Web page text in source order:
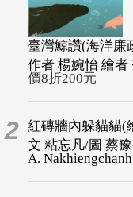
臺灣鯨讚(海洋廉
作者 楊婉怡 繪者
價8折200元
2 紅磚牆內躲貓貓(
文 粘忘凡/圖 蔡
A. Nakhiengchanh